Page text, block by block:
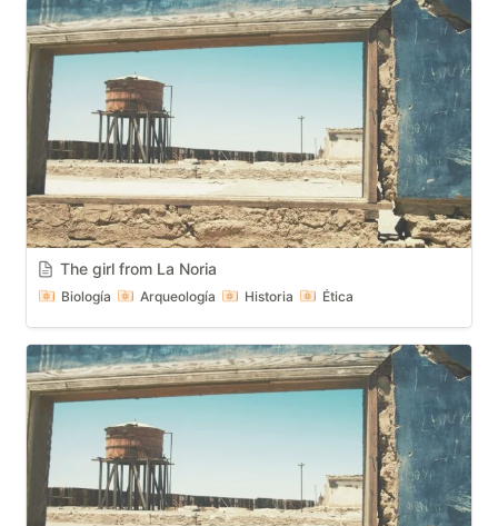
The girl from La Noria
Biología Arqueología Historia Ética